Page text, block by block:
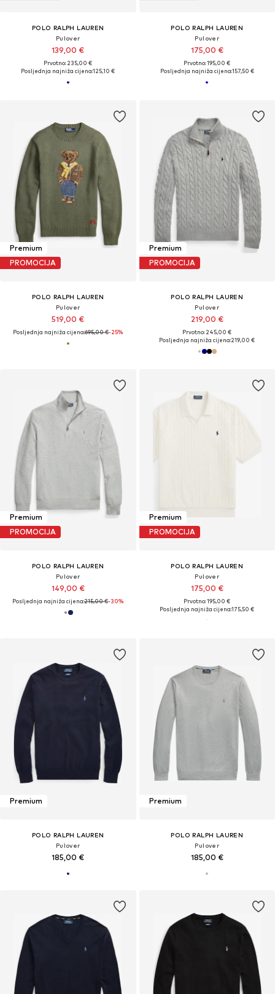
POLO RALPH LAUREN
Pulover
139,00 €
Prvotno: 235,00 €
Posljednja najniža cijena:125,10 €
POLO RALPH LAUREN
Pulover
175,00 €
Prvotno: 195,00 €
Posljednja najniža cijena:157,50 €
Premium
PROMOCIJA
POLO RALPH LAUREN
Pulover
519,00 €
Posljednja najniža cijena:695,00 €-25%
Premium
PROMOCIJA
POLO RALPH LAUREN
Pulover
219,00 €
Prvotno: 245,00 €
Posljednja najniža cijena:219,00 €
Premium
PROMOCIJA
POLO RALPH LAUREN
Pulover
149,00 €
Posljednja najniža cijena:215,00 €-30%
Premium
PROMOCIJA
POLO RALPH LAUREN
Pulover
175,00 €
Prvotno: 195,00 €
Posljednja najniža cijena:175,50 €
Premium
POLO RALPH LAUREN
Pulover
185,00 €
Premium
POLO RALPH LAUREN
Pulover
185,00 €